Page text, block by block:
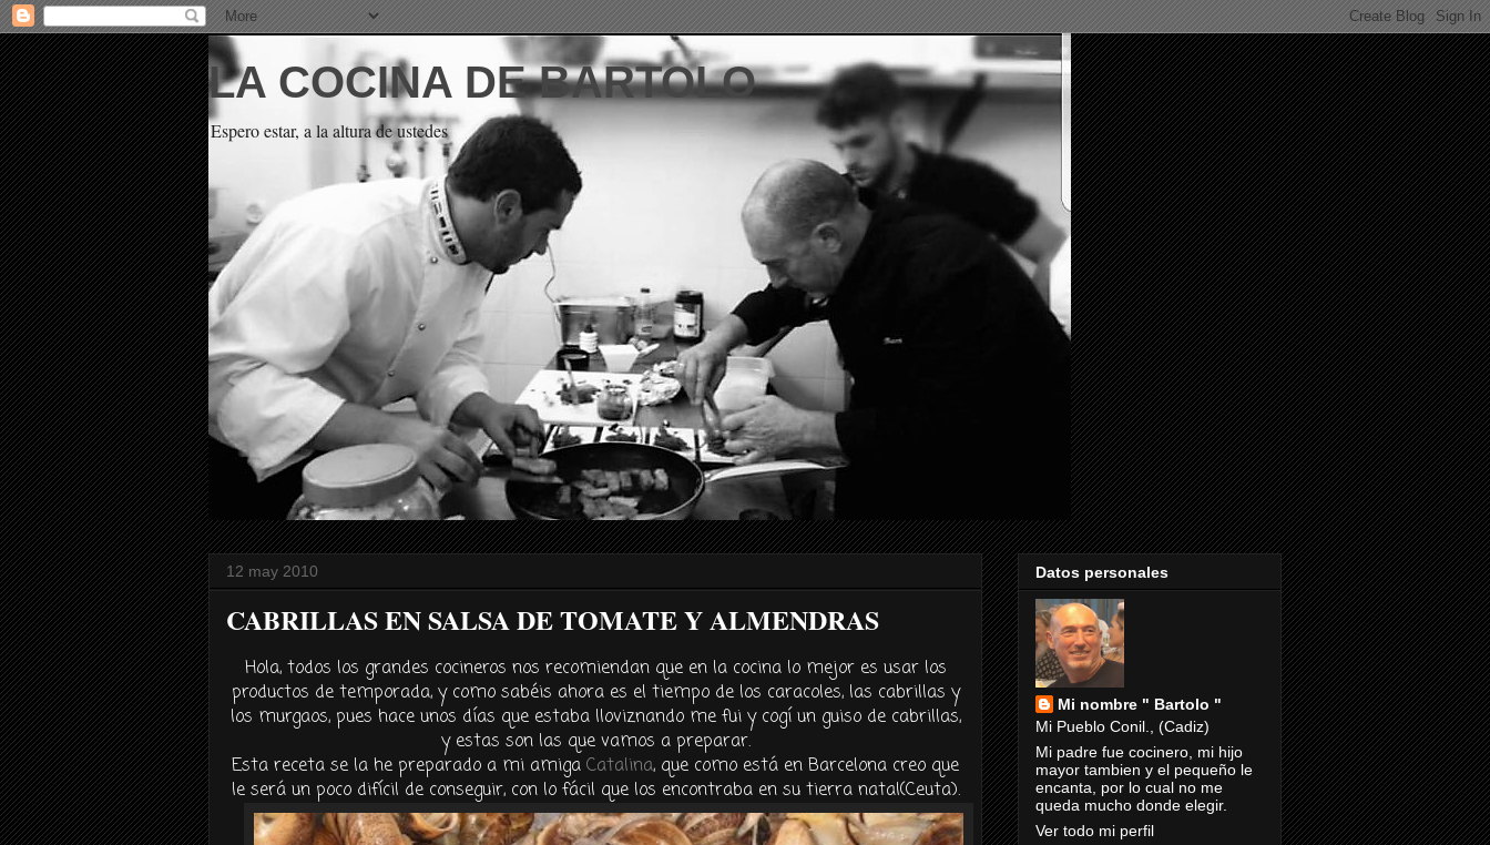
LA COCINA DE BARTOLO
Espero estar, a la altura de ustedes
12 may 2010
CABRILLAS EN SALSA DE TOMATE Y ALMENDRAS
Hola, todos los grandes cocineros nos recomiendan que en la cocina lo mejor es usar los
productos de temporada, y como sabéis ahora es el tiempo de los caracoles, las cabrillas y
los murgaos, pues hace unos días que estaba lloviznandome fui y cogíun guiso de cabrillas,
y estas son las que vamos a preparar.
Esta receta se la he preparado a mi amiga Catalina, que como está en Barcelona creo que
le será un poco difícil de conseguir, con lo fácil que los encontraba en su tierra natal(Ceuta).
Datos personales
Mi nombre " Bartolo "
Mi Pueblo Conil., (Cadiz)
Mi padre fue cocinero, mi hijo
mayor tambien y el pequeño le
encanta, por lo cual no me
queda mucho donde elegir.
Ver todo mi perfil